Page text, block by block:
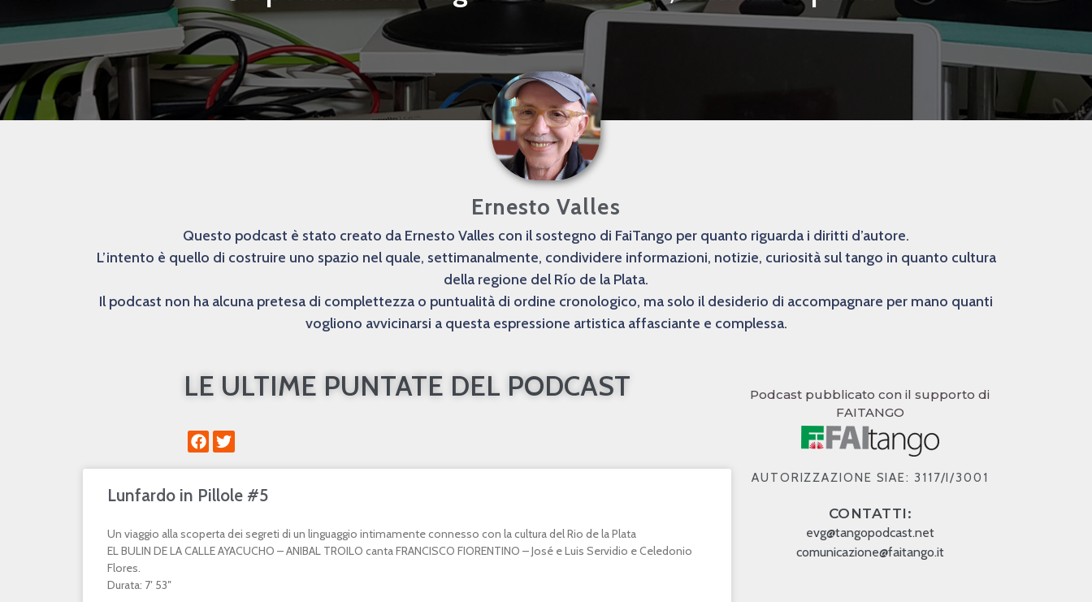
Ernesto Valles
Questo podcast è stato creato da Ernesto Valles con il sostegno di FaiTango per quanto riguarda i diritti d’autore.
L’intento è quello di costruire uno spazio nel quale, settimanalmente, condividere informazioni, notizie, curiosità sul tango in quanto cultura
della regione del Río de la Plata.
Il podcast non ha alcuna pretesa di complettezza o puntualità di ordine cronologico, ma solo il desiderio di accompagnare per mano quanti
vogliono avvicinarsi a questa espressione artistica affasciante e complessa.
LE ULTIME PUNTATE DEL PODCAST
Lunfardo in Pillole #5
Un viaggio alla scoperta dei segreti di un linguaggio intimamente connesso con la cultura del Rio de la Plata
EL BULIN DE LA CALLE AYACUCHO – ANIBAL TROILO canta FRANCISCO FIORENTINO – José e Luis Servidio e Celedonio
Flores.
Durata: 7′ 53″
Podcast pubblicato con il supporto di
FAITANGO
AUTORIZZAZIONE SIAE: 3117/I/3001
CONTATTI:
evg@tangopodcast.net
comunicazione@faitango.it